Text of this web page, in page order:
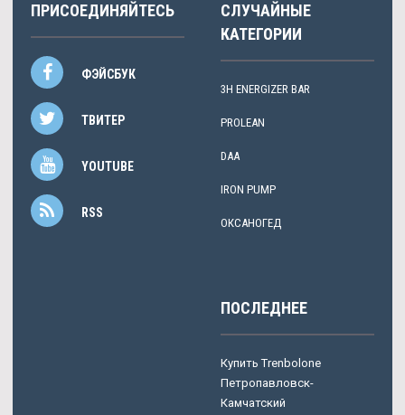
ПРИСОЕДИНЯЙТЕСЬ
ФЭЙСБУК
ТВИТЕР
YOUTUBE
RSS
СЛУЧАЙНЫЕ
КАТЕГОРИИ
3H ENERGIZER BAR
PROLEAN
DAA
IRON PUMP
ОКСАНОГЕД
ПОСЛЕДНЕЕ
Купить Trenbolone
Петропавловск-
Камчатский